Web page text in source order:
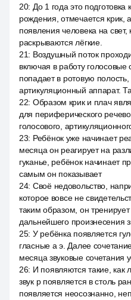
20: До 1 года это
рождения, отмечается крик,
появления человека на свет,
раскрываются лёгкие.
21: Воздушный поток
включая в работу голосовые
попадает в ротовую
артикуляционный аппарат.
22: Образом крик и плач
для периферического
голосового,
23: Ребёнок уже начинает
месяца он реагирует на
гуканье, ребёнок начинает
самым он показывает
24: Своё недовольство,
которое вовсе не
таким образом, он
дальнейшего произнесения
25: У ребёнка появляется
гласные а э. Далее
месяца звуковые сочетания
26: И появляются такие, как
звук р появляется в столь
появляется неосознанно,